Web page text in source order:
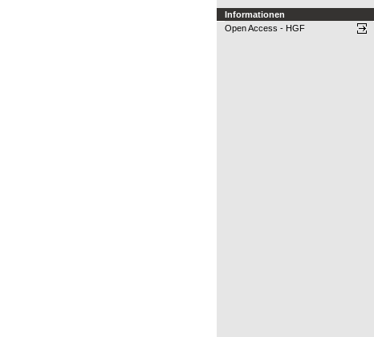
Informationen
Open Access - HGF